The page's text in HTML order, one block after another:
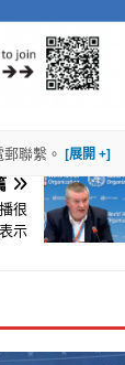
聯繫。
很
示